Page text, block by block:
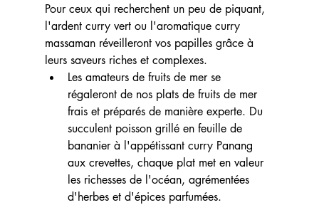
Pour ceux qui recherchent un peu de piquant,
l'ardent curry vert ou l'aromatique curry
massaman réveilleront vos papilles grâce à
leurs saveurs riches et complexes.
Les amateurs de fruits de mer se
régaleront de nos plats de fruits de mer
frais et préparés de manière experte. Du
succulent poisson grillé en feuille de
bananier à l'appétissant curry Panang
aux crevettes, chaque plat met en valeur
les richesses de l'océan, agrémentées
d'herbes et d'épices parfumées.